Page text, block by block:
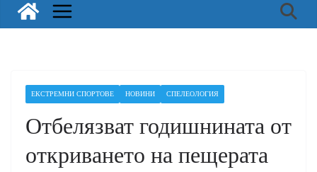
ЕКСТРЕМНИ СПОРТОВЕ НОВИНИ СПЕЛЕОЛОГИЯ
Отбелязват годишнината от
откриването на пещерата